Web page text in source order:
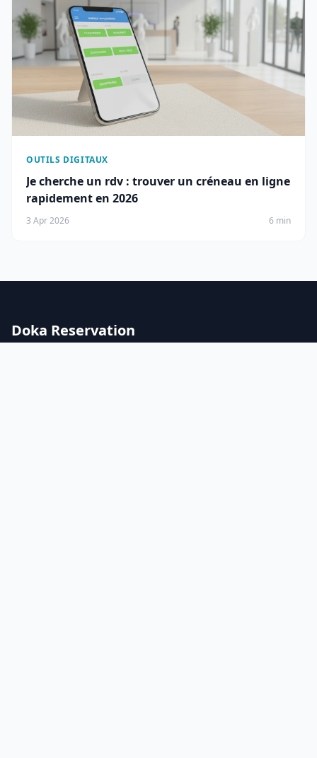
OUTILS DIGITAUX
Je cherche un rdv : trouver un créneau en ligne
rapidement en 2026
3 Apr 2026 6 min
Doka Reservation